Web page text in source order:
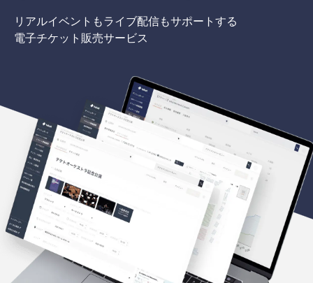
リアルイベントもライブ配信もサポートする
電子チケット販売サービス